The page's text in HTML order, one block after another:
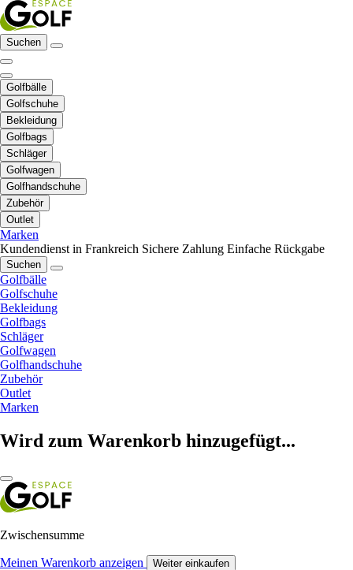
Suchen
Golfbälle
Golfschuhe
Bekleidung
Golfbags
Schläger
Golfwagen
Golfhandschuhe
Zubehör
Outlet
Marken
Kundendienst in Frankreich Sichere Zahlung Einfache Rückgabe
Suchen
Golfbälle
Golfschuhe
Bekleidung
Golfbags
Schläger
Golfwagen
Golfhandschuhe
Zubehör
Outlet
Marken
Wird zum Warenkorb hinzugefügt...
Zwischensumme
Meinen Warenkorb anzeigen Weiter einkaufen